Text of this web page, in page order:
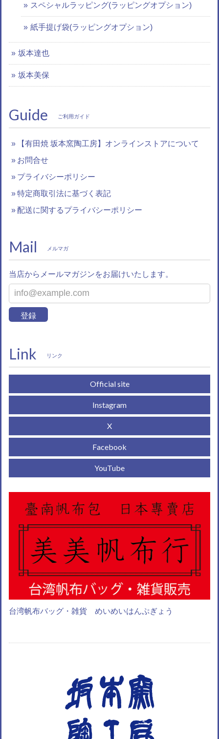
スペシャルラッピング(ラッピングオプション)
紙手提げ袋(ラッピングオプション)
坂本達也
坂本美保
Guide ご利用ガイド
【有田焼 坂本窯陶工房】オンラインストアについて
お問合せ
プライバシーポリシー
特定商取引法に基づく表記
配送に関するプライバシーポリシー
Mail メルマガ
当店からメールマガジンをお届けいたします。
登録
Link リンク
Official site
Instagram
X
Facebook
YouTube
台湾帆布バッグ・雑貨 めいめいはんぷぎょう